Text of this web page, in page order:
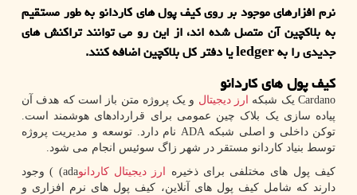
نرم افزارهای موجود بر روی کیف پول های کاردانو به طور مستقیم
به بلاکچین آن متصل شده اند، از این رو می توانند تراکنش های
جدیدی را به ledger یا دفتر کل بلاکچین اضافه کنند.
کیف پول های کاردانو
Cardanoیک شبکه ارز دیجیتال و یک پروژه متن باز است که هدف آن
پیاده سازی یک بلاک چین عمومی برای قراردادهای هوشمند است.
توکن داخلی و اصلی شبکهADA نام دارد. توسعه و مدیریت پروژه
توسط بنیاد کاردانو مستقر در شهر زاگ سوئیس انجام می شود.
کیف پول های مختلفی برای ذخیره
ارز دیجیتال کاردانو(ada ) وجود
دارند که شامل کیف پول های آنلاین، کیف پول های نرم افزاری و